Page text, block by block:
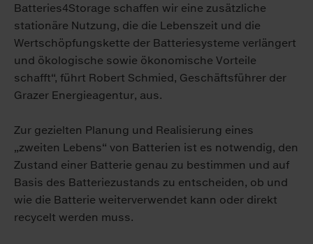
Batteries4Storage schaffen wir eine zusätzliche
stationäre Nutzung, die die Lebenszeit und die
Wertschöpfungskette der Batteriesysteme verlängert
und ökologische sowie ökonomische Vorteile
schafft“, führt Robert Schmied, Geschäftsführer der
Grazer Energieagentur, aus.
Zur gezielten Planung und Realisierung eines
„zweiten Lebens“ von Batterien ist es notwendig, den
Zustand einer Batterie genau zu bestimmen und auf
Basis des Batteriezustands zu entscheiden, ob und
wie die Batterie weiterverwendet kann oder direkt
recycelt werden muss.